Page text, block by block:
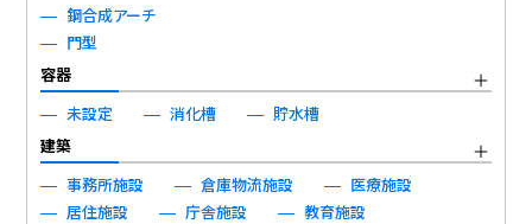
鋼合成アーチ
門型
容器
未設定
消化槽
貯水槽
建築
事務所施設
倉庫物流施設
医療施設
居住施設
庁舎施設
教育施設